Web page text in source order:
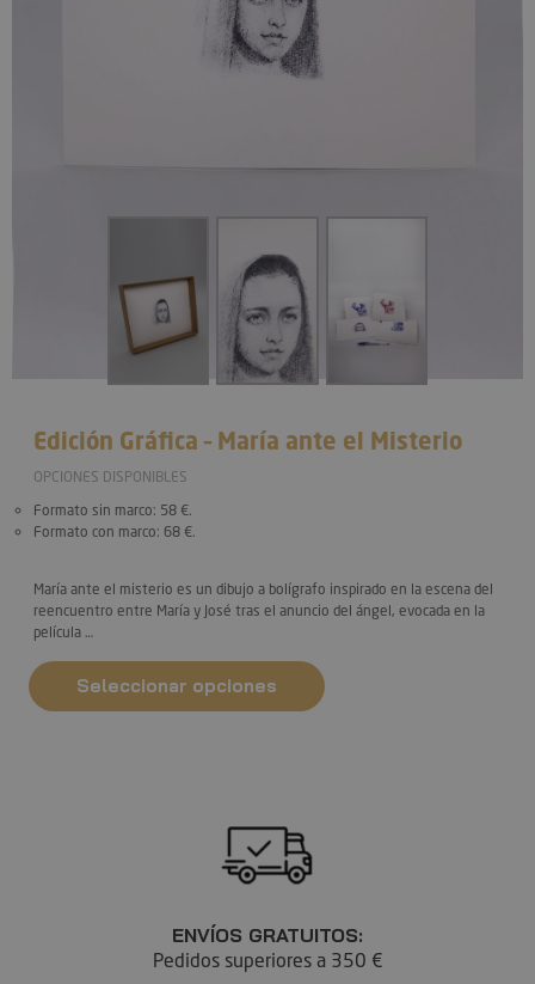
Edición Gráfica – María ante el Misterio
OPCIONES DISPONIBLES
Formato sin marco: 58 €.
Formato con marco: 68 €.
María ante el misterio es un dibujo a bolígrafo inspirado en la escena del
reencuentro entre María y José tras el anuncio del ángel, evocada en la
película …
Seleccionar opciones
ENVÍOS GRATUITOS:
Pedidos superiores a 350 €